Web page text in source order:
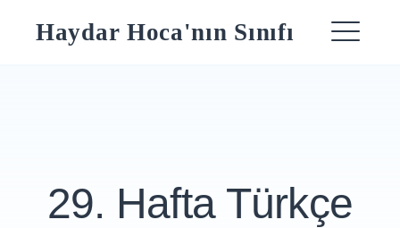
Haydar Hoca'nın Sınıfı
29. Hafta Türkçe